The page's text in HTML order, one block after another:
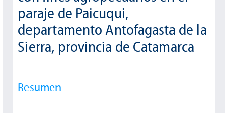
paraje de Paicuqui,
departamento Antofagasta de la
Sierra, provincia de Catamarca
Resumen